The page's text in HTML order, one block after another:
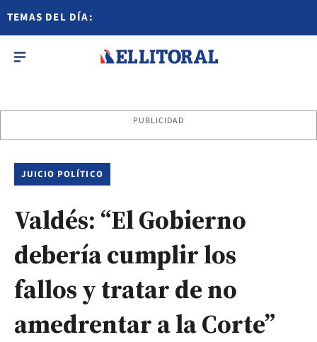
TEMAS DEL DÍA:
PUBLICIDAD
JUICIO POLÍTICO
Valdés: “El Gobierno
debería cumplir los
fallos y tratar de no
amedrentar a la Corte”